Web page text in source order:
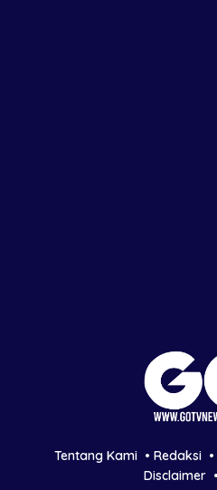
Tentang Kami Redaksi
Disclaimer